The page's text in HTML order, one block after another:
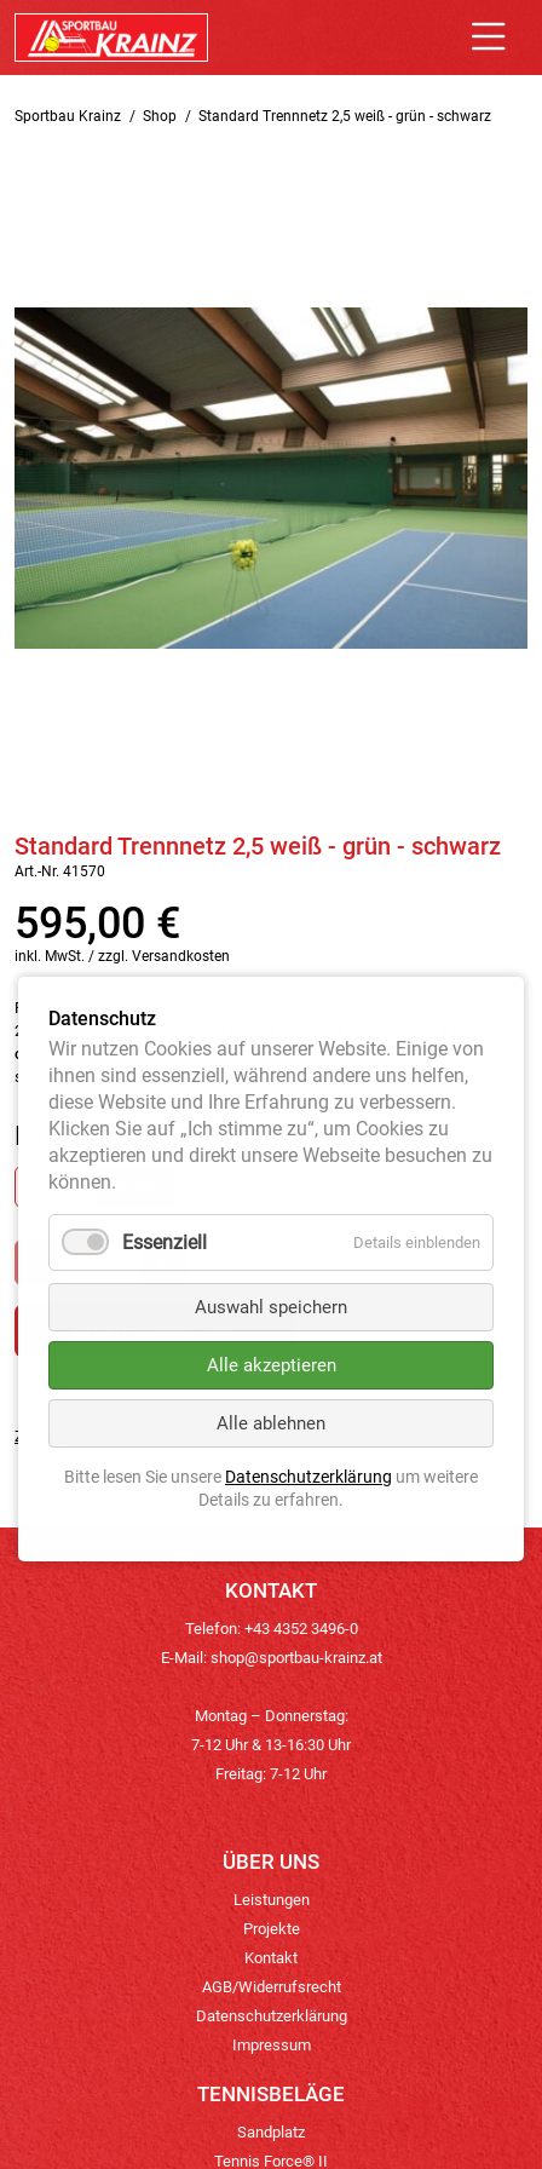
Sportbau Krainz Shop Standard Trennnetz 2,5 weiß - grün - schwarz
Standard Trennnetz 2,5 weiß - grün - schwarz
Art.-Nr. 41570
595,00 €
inkl. MwSt. / zzgl. Versandkosten
Für die Tennishalle
2,3 mm stark, Maschenweite 4,5 cm.
ca. 40 m lang, 2 Spannschlössern, Bleischnurbeschwerung 200 g/m
sowie Nylon-Führungsringe, je Meter 3 Stück am Netz befestigt.
Farbe*
GRÜN WEISS
Zurück
KONTAKT
Telefon: +43 4352 3496-0
E-Mail:shop@sportbau-krainz.at
Montag – Donnerstag:
7-12 Uhr & 13-16:30 Uhr
Freitag: 7-12 Uhr
ÜBER UNS
Leistungen
Projekte
Kontakt
AGB/Widerrufsrecht
Datenschutzerklärung
Impressum
TENNISBELÄGE
Sandplatz
Tennis Force® II
Datenschutz
Wir nutzen Cookies auf unserer Website. Einige von
ihnen sind essenziell, während andere uns helfen,
diese Website und Ihre Erfahrung zu verbessern.
Klicken Sie auf „Ich stimme zu“, um Cookies zu
akzeptieren und direkt unsere Webseite besuchen zu
können.
Essenziell Details einblenden
Auswahl speichern
Alle akzeptieren
Alle ablehnen
Bitte lesen Sie unsere Datenschutzerklärung um weitere
Details zu erfahren.